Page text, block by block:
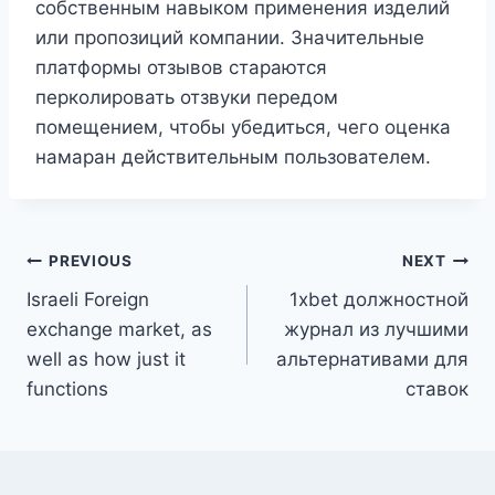
собственным навыком применения изделий
или пропозиций компании. Значительные
платформы отзывов стараются
перколировать отзвуки передом
помещением, чтобы убедиться, чего оценка
намаран действительным пользователем.
PREVIOUS
Israeli Foreign
exchange market, as
well as how just it
functions
NEXT
1xbet должностной
журнал из лучшими
альтернативами для
ставок